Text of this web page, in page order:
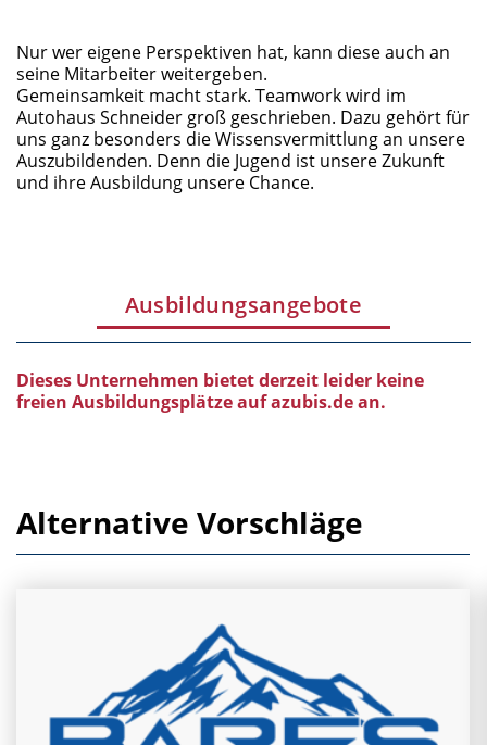
Nur wer eigene Perspektiven hat, kann diese auch an
seine Mitarbeiter weitergeben.
Gemeinsamkeit macht stark. Teamwork wird im
Autohaus Schneider groß geschrieben. Dazu gehört für
uns ganz besonders die Wissensvermittlung an unsere
Auszubildenden. Denn die Jugend ist unsere Zukunft
und ihre Ausbildung unsere Chance.
Ausbildungsangebote
Dieses Unternehmen bietet derzeit leider keine
freien Ausbildungsplätze auf azubis.de an.
Alternative Vorschläge